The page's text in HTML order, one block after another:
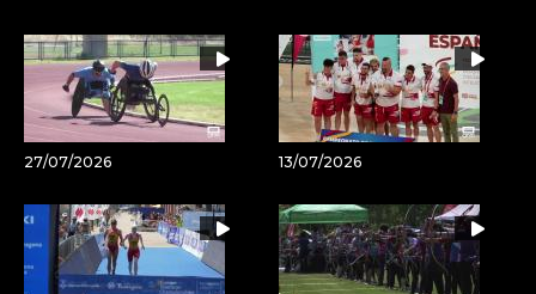
artículo
27/07/2026 13/07/2026